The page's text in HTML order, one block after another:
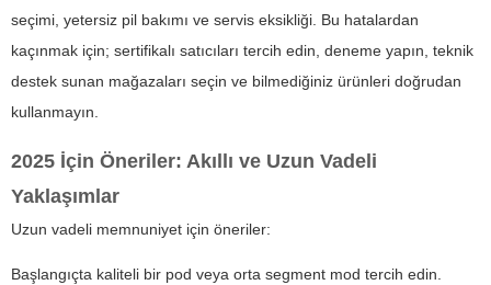
seçimi, yetersiz pil bakımı ve servis eksikliği. Bu hatalardan
kaçınmak için; sertifikalı satıcıları tercih edin, deneme yapın, teknik
destek sunan mağazaları seçin ve bilmediğiniz ürünleri doğrudan
kullanmayın.
2025 İçin Öneriler: Akıllı ve Uzun Vadeli
Yaklaşımlar
Uzun vadeli memnuniyet için öneriler:
Başlangıçta kaliteli bir pod veya orta segment mod tercih edin.